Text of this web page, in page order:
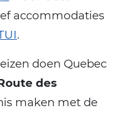
accommodaties
.
doen Quebec
des
maken met de